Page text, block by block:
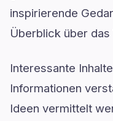
inspirierende
Überblick über das
Interessante
Informationen
Ideen vermittelt